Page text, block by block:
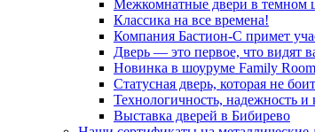
Межкомнатные двери в темном
Классика на все времена!
Компания Бастион-С примет
Дверь — это первое, что видят
Новинка в шоуруме Family
Статусная дверь, которая не
Технологичность, надежность и
Выставка дверей в Бибирево